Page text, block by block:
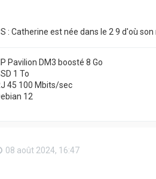
: Catherine est née dans le 2 9 d'où
Pavilion DM3 boosté 8 Go
1 To
45 100 Mbits/sec
12
08 août 2024, 16:47